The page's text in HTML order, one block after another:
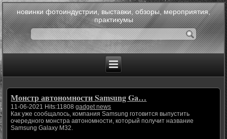
новинки фотоиндустрии, выставки, обзоры, мероприятия,
практикумы
Монстр автономности Samsung Ga…
11-06-2021 Hits:11808gadget news
Как уже сообщалось, компания Samsung готовится выпустить
очередного монстра автономности, который получит название
Samsung Galaxy M32.